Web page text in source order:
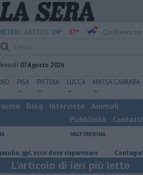
24° 37°
07 Agosto 2026
PISA PISTOIA LUCCA MASSA CARRARA
Blog Interviste
Animali
Pubblicità
Contatti
VALTIBERINA
ecco dove risparmiare Contagiata da
L'articolo di ieri più letto